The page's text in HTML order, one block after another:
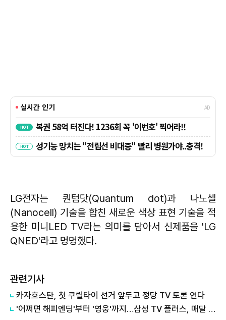
LG전자는 퀀텀닷(Quantum dot)과 나노셀
(Nanocell) 기술을 합친 새로운 색상 표현 기술을 적
용한 미니LED TV라는 의미를 담아서 신제품을 'LG
QNED'라고 명명했다.
관련기사
카자흐스탄, 첫 쿠릴타이 선거 앞두고 정당 TV 토론 연다
'어쩌면 해피엔딩'부터 '영웅'까지…삼성 TV 플러스, 매달 뮤지컬 독점 공개